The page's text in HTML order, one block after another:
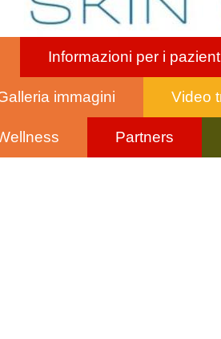
Informazioni per i
immagini Video
Partners